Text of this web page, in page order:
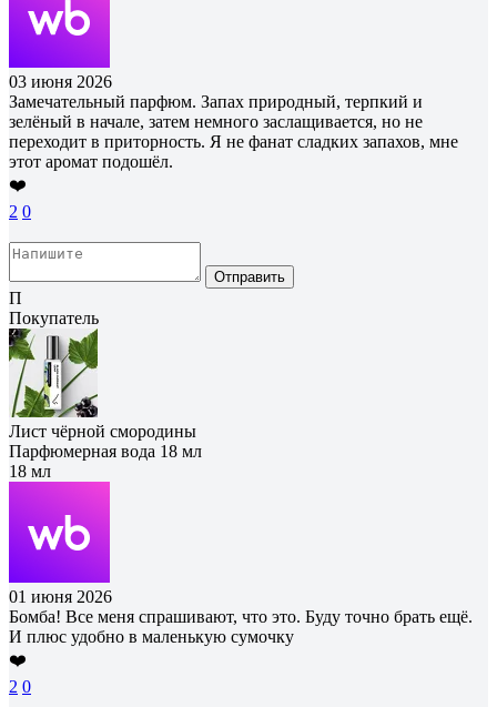
03 июня 2026
Замечательный парфюм. Запах природный, терпкий и
зелёный в начале, затем немного заслащивается, но не
переходит в приторность. Я не фанат сладких запахов, мне
этот аромат подошёл.
❤️
2 0
Отправить
П
Покупатель
Лист чёрной смородины
Парфюмерная вода 18 мл
18 мл
01 июня 2026
Бомба! Все меня спрашивают, что это. Буду точно брать ещё.
И плюс удобно в маленькую сумочку
❤️
2 0